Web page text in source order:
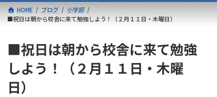
HOME ブログ
小学部
■祝日は朝から校舎に来て勉強しよう！（２月１１日・木曜日）
■祝日は朝から校舎に来て勉強
しよう！（２月１１日・木曜
日）